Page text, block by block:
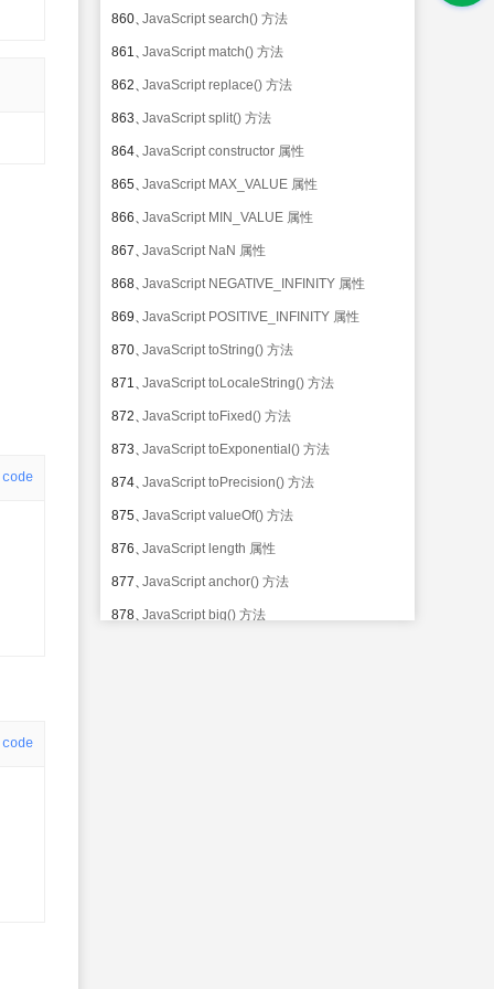
code
code
860、JavaScript search() 方法
861、JavaScript match() 方法
862、JavaScript replace() 方法
863、JavaScript split() 方法
864、JavaScript constructor 属性
865、JavaScript MAX_VALUE 属性
866、JavaScript MIN_VALUE 属性
867、JavaScript NaN 属性
868、JavaScript NEGATIVE_INFINITY 属性
869、JavaScript POSITIVE_INFINITY 属性
870、JavaScript toString() 方法
871、JavaScript toLocaleString() 方法
872、JavaScript toFixed() 方法
873、JavaScript toExponential() 方法
874、JavaScript toPrecision() 方法
875、JavaScript valueOf() 方法
876、JavaScript length 属性
877、JavaScript anchor() 方法
878、JavaScript big() 方法